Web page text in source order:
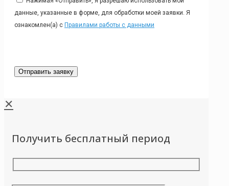
данные, указанные в форме, для обработки моей заявки. Я
ознакомлен(а) с Правилами работы с данными
✕
Получить бесплатный период